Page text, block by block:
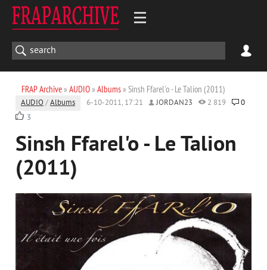
FRAP Archive» AUDIO» Albums» Sinsh Ffarel'o - Le Talion (2011)
AUDIO /Albums 6-10-2011, 17:21 JORDAN23 2 819
0
3
Sinsh Ffarel'o - Le Talion
(2011)